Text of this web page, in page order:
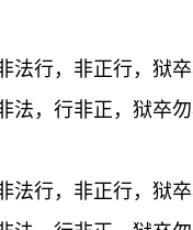
行，非正行，狱
，行非正，狱卒勿
行，非正行，狱